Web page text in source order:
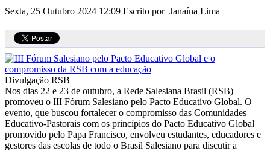
Sexta, 25 Outubro 2024 12:09 Escrito por Janaína Lima
Divulgação RSB
Nos dias 22 e 23 de outubro, a Rede Salesiana Brasil (RSB)
promoveu o III Fórum Salesiano pelo Pacto Educativo Global. O
evento, que buscou fortalecer o compromisso das Comunidades
Educativo-Pastorais com os princípios do Pacto Educativo Global
promovido pelo Papa Francisco, envolveu estudantes, educadores e
gestores das escolas de todo o Brasil Salesiano para discutir a